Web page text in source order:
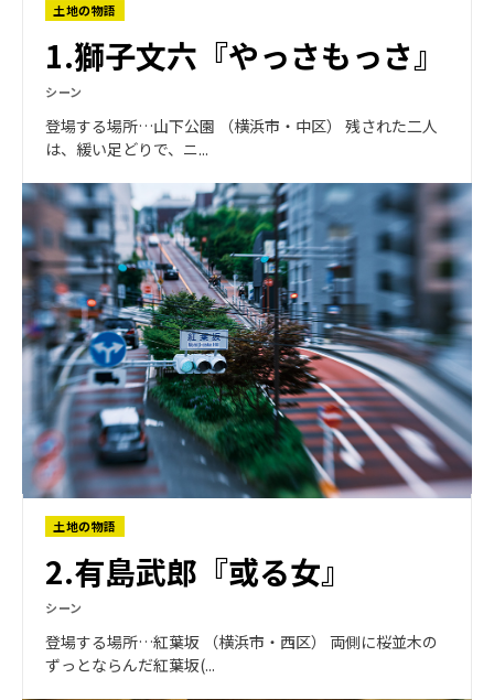
土地の物語
1.獅子文六『やっさもっさ』
シーン
登場する場所…山下公園 （横浜市・中区） 残された二人
は、緩い足どりで、ニ...
土地の物語
2.有島武郎『或る女』
シーン
登場する場所…紅葉坂 （横浜市・西区） 両側に桜並木の
ずっとならんだ紅葉坂(...